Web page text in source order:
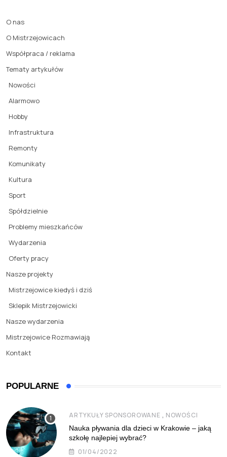
O nas
O Mistrzejowicach
Współpraca / reklama
Tematy artykułów
Nowości
Alarmowo
Hobby
Infrastruktura
Remonty
Komunikaty
Kultura
Sport
Spółdzielnie
Problemy mieszkańców
Wydarzenia
Oferty pracy
Nasze projekty
Mistrzejowice kiedyś i dziś
Sklepik Mistrzejowicki
Nasze wydarzenia
Mistrzejowice Rozmawiają
Kontakt
POPULARNE
ARTYKUŁY SPONSOROWANE , NOWOŚCI
Nauka pływania dla dzieci w Krakowie – jaką
szkołę najlepiej wybrać?
01/04/2022